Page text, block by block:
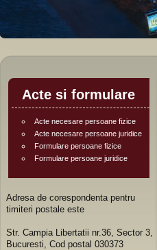
Acte si formulare
Acte necesare persoane fizice
Acte necesare persoane juridice
Formulare persoane fizice
Formulare persoane juridice
Adresa de corespondenta pentru
timiteri postale este
Str. Campia Libertatii nr.36, Sector 3,
Bucuresti, Cod postal 030373